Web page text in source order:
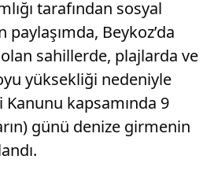
tarafından sosyal
paylaşımda, Beykoz’da
olan sahillerde, plajlarda ve
yüksekliği nedeniyle
Kanunu kapsamında 9
günü denize girmenin